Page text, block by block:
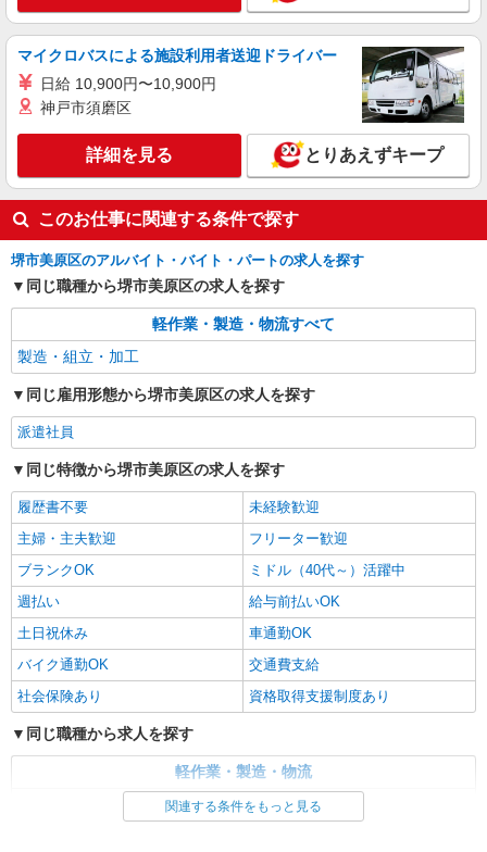
マイクロバスによる施設利用者送迎ドライバー
日給 10,900円〜10,900円
神戸市須磨区
詳細を見る とりあえずキープ
このお仕事に関連する条件で探す
堺市美原区のアルバイト・バイト・パートの求人を探す
同じ職種から堺市美原区の求人を探す
軽作業・製造・物流すべて
製造・組立・加工
同じ雇用形態から堺市美原区の求人を探す
派遣社員
同じ特徴から堺市美原区の求人を探す
履歴書不要
未経験歓迎
主婦・主夫歓迎
フリーター歓迎
ブランクOK
ミドル（40代～）活躍中
週払い
給与前払いOK
土日祝休み
車通勤OK
バイク通勤OK
交通費支給
社会保険あり
資格取得支援制度あり
同じ職種から求人を探す
軽作業・製造・物流
関連する条件をもっと見る